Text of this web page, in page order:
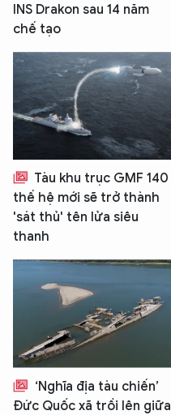
INS Drakon sau 14 năm
chế tạo
Tàu khu trục GMF 140
thế hệ mới sẽ trở thành
'sát thủ' tên lửa siêu
thanh
‘Nghĩa địa tàu chiến’
Đức Quốc xã trồi lên giữa